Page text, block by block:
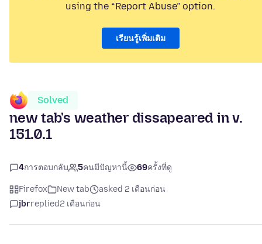
using the “Report Abuse” option.
เรียนรู้เพิ่มเติม
Solved
new tab's weather dissapeared in v.
151.0.1
4การตอบกลับ 5คนมีปัญหานี้ 69ครั้งที่ดู
Firefox New tab
asked 2 เดือนก่อน
jbrreplied2 เดือนก่อน